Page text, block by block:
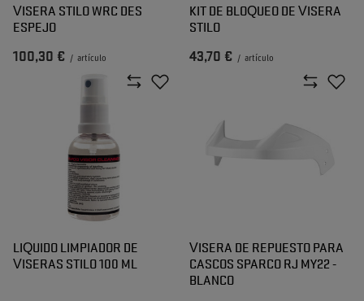
VISERA STILO WRC DES
ESPEJO
100,30 € / artículo
KIT DE BLOQUEO DE VISERA
STILO
43,70 € / artículo
LIQUIDO LIMPIADOR DE
VISERAS STILO 100 ML
VISERA DE REPUESTO PARA
CASCOS SPARCO RJ MY22 -
BLANCO